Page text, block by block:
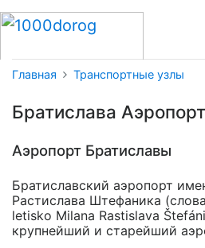
Главная Транспортные узлы
Братислава Аэропорт
Аэропорт Братиславы
Братиславский аэропорт
Растислава Штефаника
letisko Milana Rastislava
крупнейший и старейший